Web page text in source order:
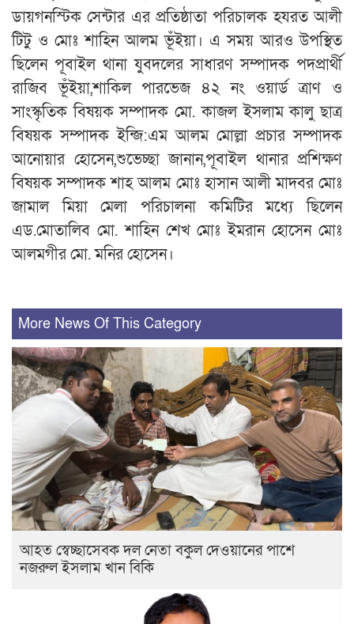
ডায়গনস্টিক সেন্টার এর প্রতিষ্ঠাতা পরিচালক হযরত আলী
টিটু ও মোঃ শাহিন আলম ভূঁইয়া। এ সময় আরও উপস্থিত
ছিলেন পূবাইল থানা যুবদলের সাধারণ সম্পাদক পদপ্রার্থী
রাজিব ভূঁইয়া,শাকিল পারভেজ ৪২ নং ওয়ার্ড ত্রাণ ও
সাংস্কৃতিক বিষয়ক সম্পাদক মো. কাজল ইসলাম কালু ছাত্র
বিষয়ক সম্পাদক ইন্জি:এম আলম মোল্লা প্রচার সম্পাদক
আনোয়ার হোসেন,শুভেচ্ছা জানান,পূবাইল থানার প্রশিক্ষণ
বিষয়ক সম্পাদক শাহ আলম মোঃ হাসান আলী মাদবর মোঃ
জামাল মিয়া মেলা পরিচালনা কমিটির মধ্যে ছিলেন
এড.মোতালিব মো. শাহিন শেখ মোঃ ইমরান হোসেন মোঃ
আলমগীর মো. মনির হোসেন।
More News Of This Category
আহত স্বেচ্ছাসেবক দল নেতা বকুল দেওয়ানের পাশে
নজরুল ইসলাম খান বিকি